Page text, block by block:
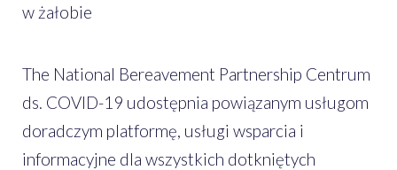
w żałobie
The National Bereavement Partnership Centrum
ds. COVID-19 udostępnia powiązanym usługom
doradczym platformę, usługi wsparcia i
informacyjne dla wszystkich dotkniętych